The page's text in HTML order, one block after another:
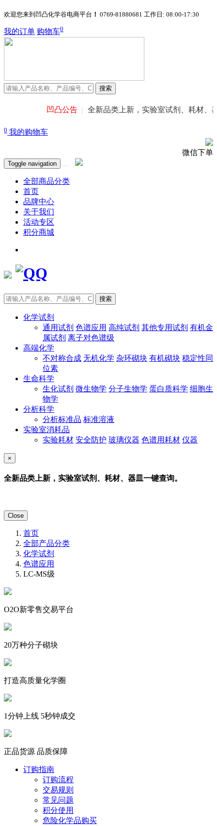
欢迎您来到凹凸化学谷电商平台 ！ 0769-81880681 工作日: 08:00-17:30
我的订单 购物车0
搜索
凹凸公告 全新品类上新，实验室试剂、耗材、器
0 我的购物车
微信下单
Toggle navigation
全部商品分类
首页
品牌中心
关于我们
活动专区
积分商城
搜索
化学试剂
通用试剂 色谱应用 高纯试剂 其他专用试剂 有机金
属试剂 离子对色谱级
高端化学
不对称合成 无机化学 杂环砌块 有机砌块 稳定性同
位素
生命科学
生化试剂 微生物学 分子生物学 蛋白质科学 细胞生
物学
分析科学
分析标准品 标准溶液
实验室消耗品
实验耗材 安全防护 玻璃仪器 色谱用耗材 仪器
×
全新品类上新，实验室试剂、耗材、器皿一键查询。
Close
首页
全部产品分类
化学试剂
色谱应用
LC-MS级
O2O新零售交易平台
20万种分子砌块
打造高质量化学圈
1分钟上线 5秒钟成交
正品货源 品质保障
订购指南
订购流程
交易规则
常见问题
积分使用
危险化学品购买